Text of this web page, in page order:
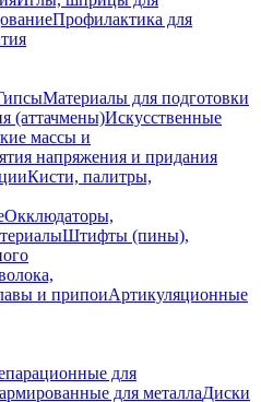
Профилактика для
Материалы для подготовки
(аттачмены)Искусственные
массы и
напряжения и придания
Кисти, палитры,
Окклюдаторы,
Штифты (пины),
и припоиАртикуляционные
для
для металлаДиски